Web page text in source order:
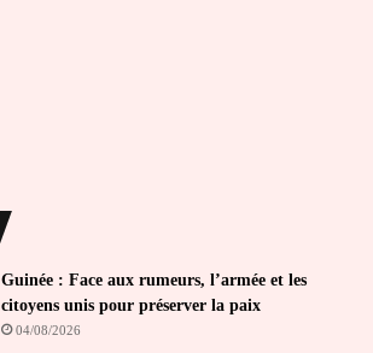
Guinée : Face aux rumeurs, l’armée et les
citoyens unis pour préserver la paix
04/08/2026